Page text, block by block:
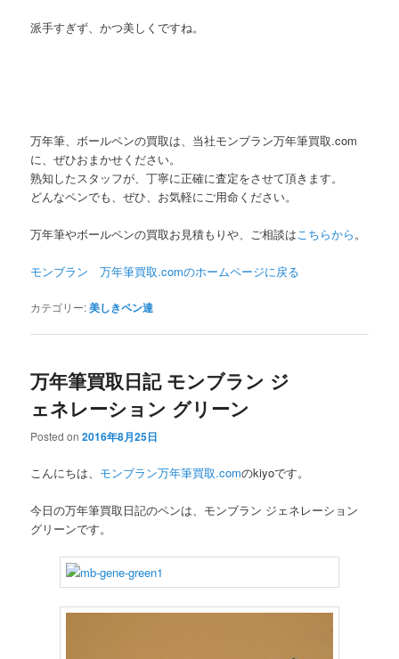
派手すぎず、かつ美しくですね。
万年筆、ボールペンの買取は、当社モンブラン万年筆買取.com
に、ぜひおまかせください。
熟知したスタッフが、丁寧に正確に査定をさせて頂きます。
どんなペンでも、ぜひ、お気軽にご用命ください。
万年筆やボールペンの買取お見積もりや、ご相談はこちらから。
モンブラン 万年筆買取.comのホームページに戻る
カテゴリー:美しきペン達
万年筆買取日記 モンブラン ジ
ェネレーション グリーン
Posted on2016年8月25日
こんにちは、 モンブラン万年筆買取.comのkiyoです。
今日の万年筆買取日記のペンは、モンブラン ジェネレーション
グリーンです。